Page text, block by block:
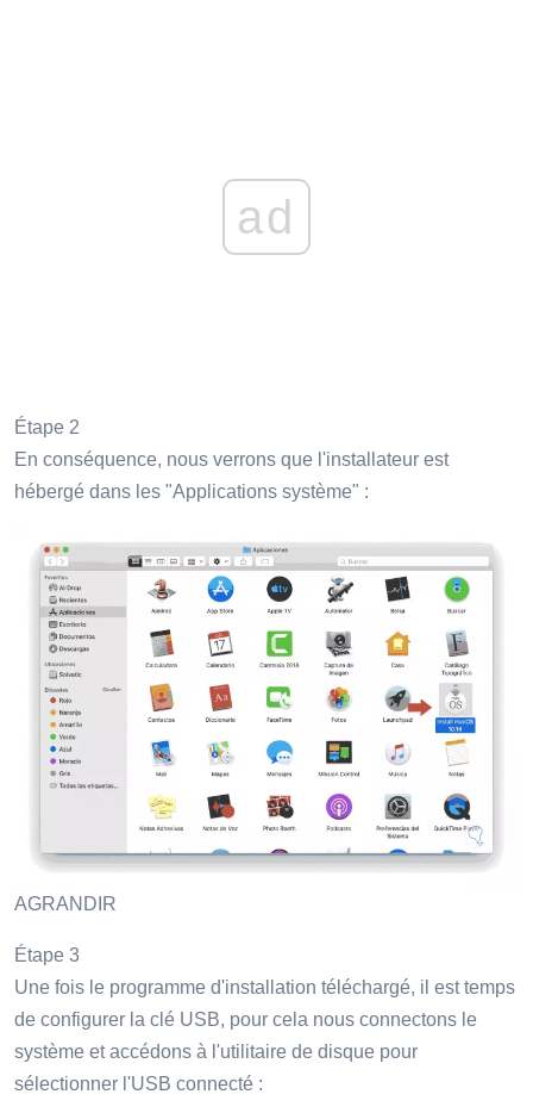
ad
Étape 2
En conséquence, nous verrons que l'installateur est
hébergé dans les "Applications système" :
AGRANDIR
Étape 3
Une fois le programme d'installation téléchargé, il est temps
de configurer la clé USB, pour cela nous connectons le
système et accédons à l'utilitaire de disque pour
sélectionner l'USB connecté :